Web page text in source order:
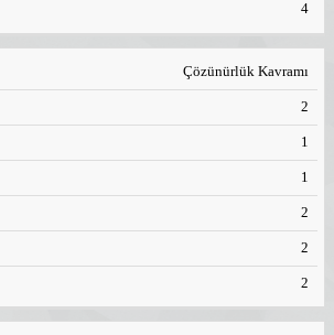
4
Çözünürlük Kavramı
2
1
1
2
2
2